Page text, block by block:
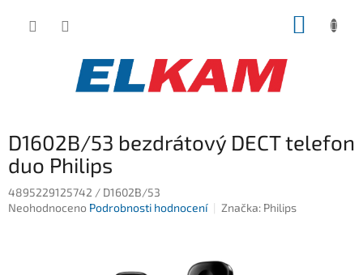
D1602B/53 bezdrátový DECT telefon
duo Philips
4895229125742 / D1602B/53
Průměrné
Neohodnoceno Podrobnosti hodnocení Značka: Philips